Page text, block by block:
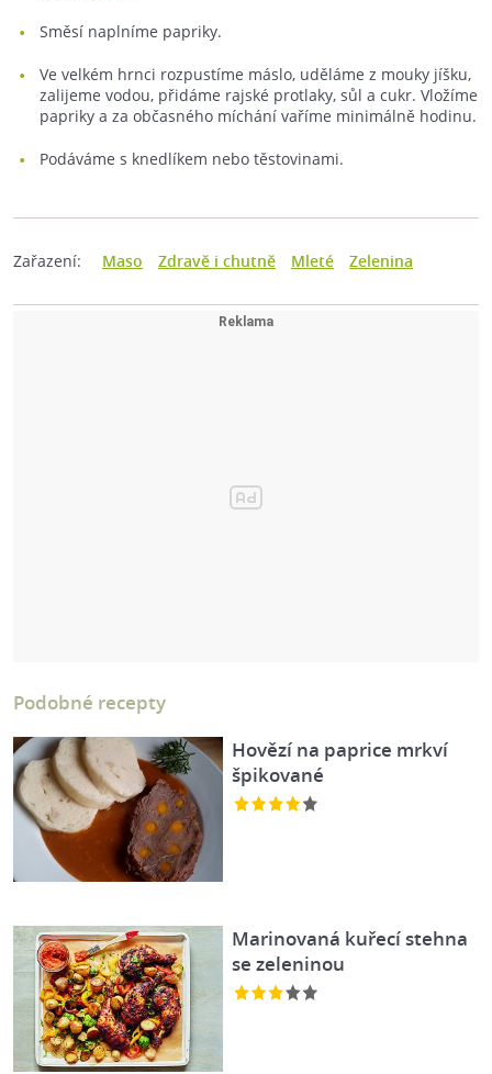
Směsí naplníme papriky.
Ve velkém hrnci rozpustíme máslo, uděláme z mouky jíšku,
zalijeme vodou, přidáme rajské protlaky, sůl a cukr. Vložíme
papriky a za občasného míchání vaříme minimálně hodinu.
Podáváme s knedlíkem nebo těstovinami.
Zařazení: Maso Zdravě i chutně Mleté Zelenina
Podobné recepty
Hovězí na paprice mrkví
špikované
Marinovaná kuřecí stehna
se zeleninou